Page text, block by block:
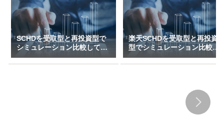
SCHDを受取型と再投資型で
シミュレーション比較してみ
た（一括＆特定口座で3万～
10万積立）
楽天SCHDを受取型と再投資
型でシミュレーション比較し
てみた（新NISAで月1万～10
万積立）